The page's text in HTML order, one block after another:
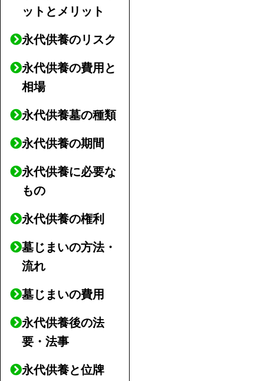
ットとメリット
永代供養のリスク
永代供養の費用と
相場
永代供養墓の種類
永代供養の期間
永代供養に必要な
もの
永代供養の権利
墓じまいの方法・
流れ
墓じまいの費用
永代供養後の法
要・法事
永代供養と位牌